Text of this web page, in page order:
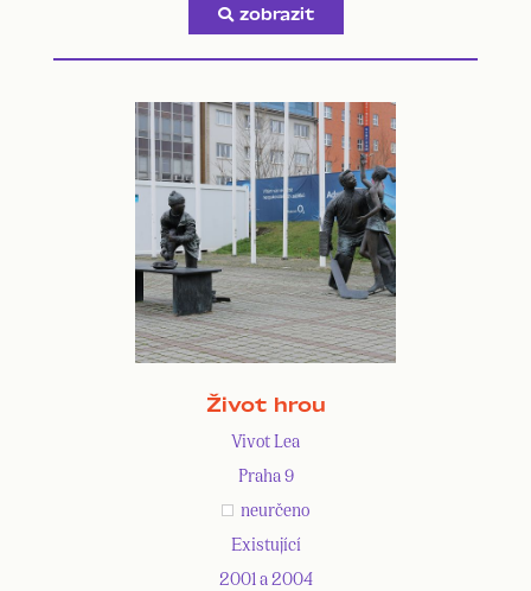
zobrazit
Život hrou
Vivot Lea
Praha 9
neurčeno
Existující
2001 a 2004